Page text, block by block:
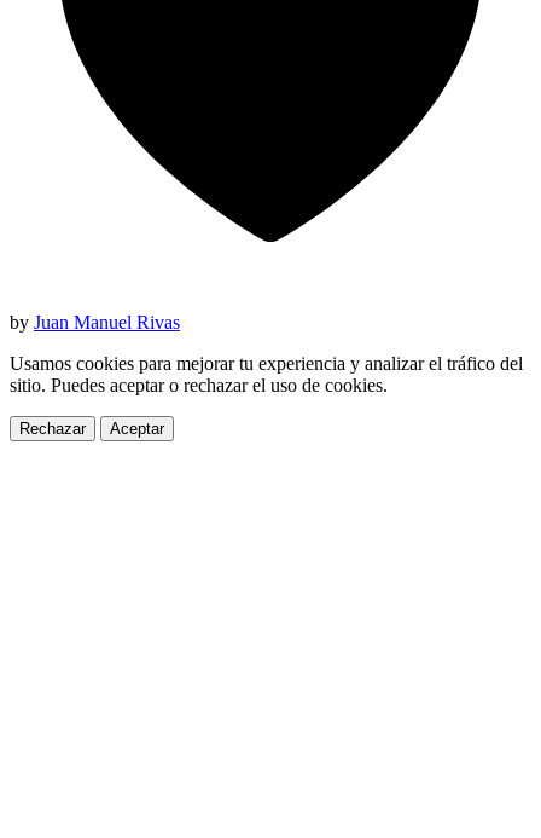
by Juan Manuel Rivas
Usamos cookies para mejorar tu experiencia y analizar el tráfico del
sitio. Puedes aceptar o rechazar el uso de cookies.
Rechazar Aceptar